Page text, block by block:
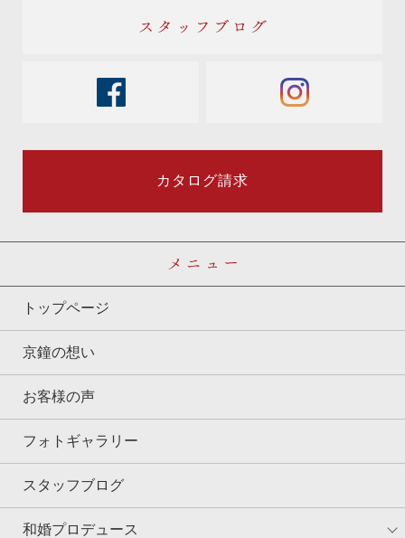
スタッフブログ
instagram
カタログ請求
トップページ
京鐘の想い
お客様の声
フォトギャラリー
スタッフブログ
和婚プロデュース